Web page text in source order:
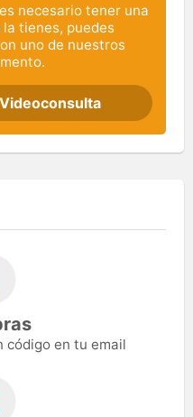
necesario tener una
tienes, puedes
uno de nuestros
código en tu email